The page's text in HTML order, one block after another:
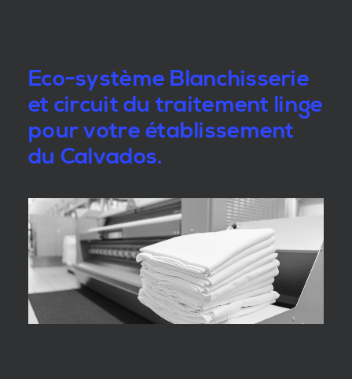
Eco-système Blanchisserie
et circuit du traitement linge
pour votre établissement
du Calvados.